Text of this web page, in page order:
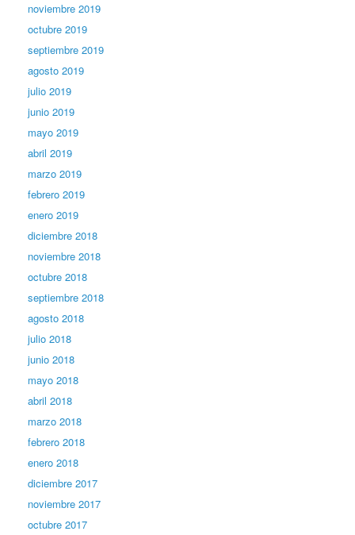
noviembre 2019
octubre 2019
septiembre 2019
agosto 2019
julio 2019
junio 2019
mayo 2019
abril 2019
marzo 2019
febrero 2019
enero 2019
diciembre 2018
noviembre 2018
octubre 2018
septiembre 2018
agosto 2018
julio 2018
junio 2018
mayo 2018
abril 2018
marzo 2018
febrero 2018
enero 2018
diciembre 2017
noviembre 2017
octubre 2017